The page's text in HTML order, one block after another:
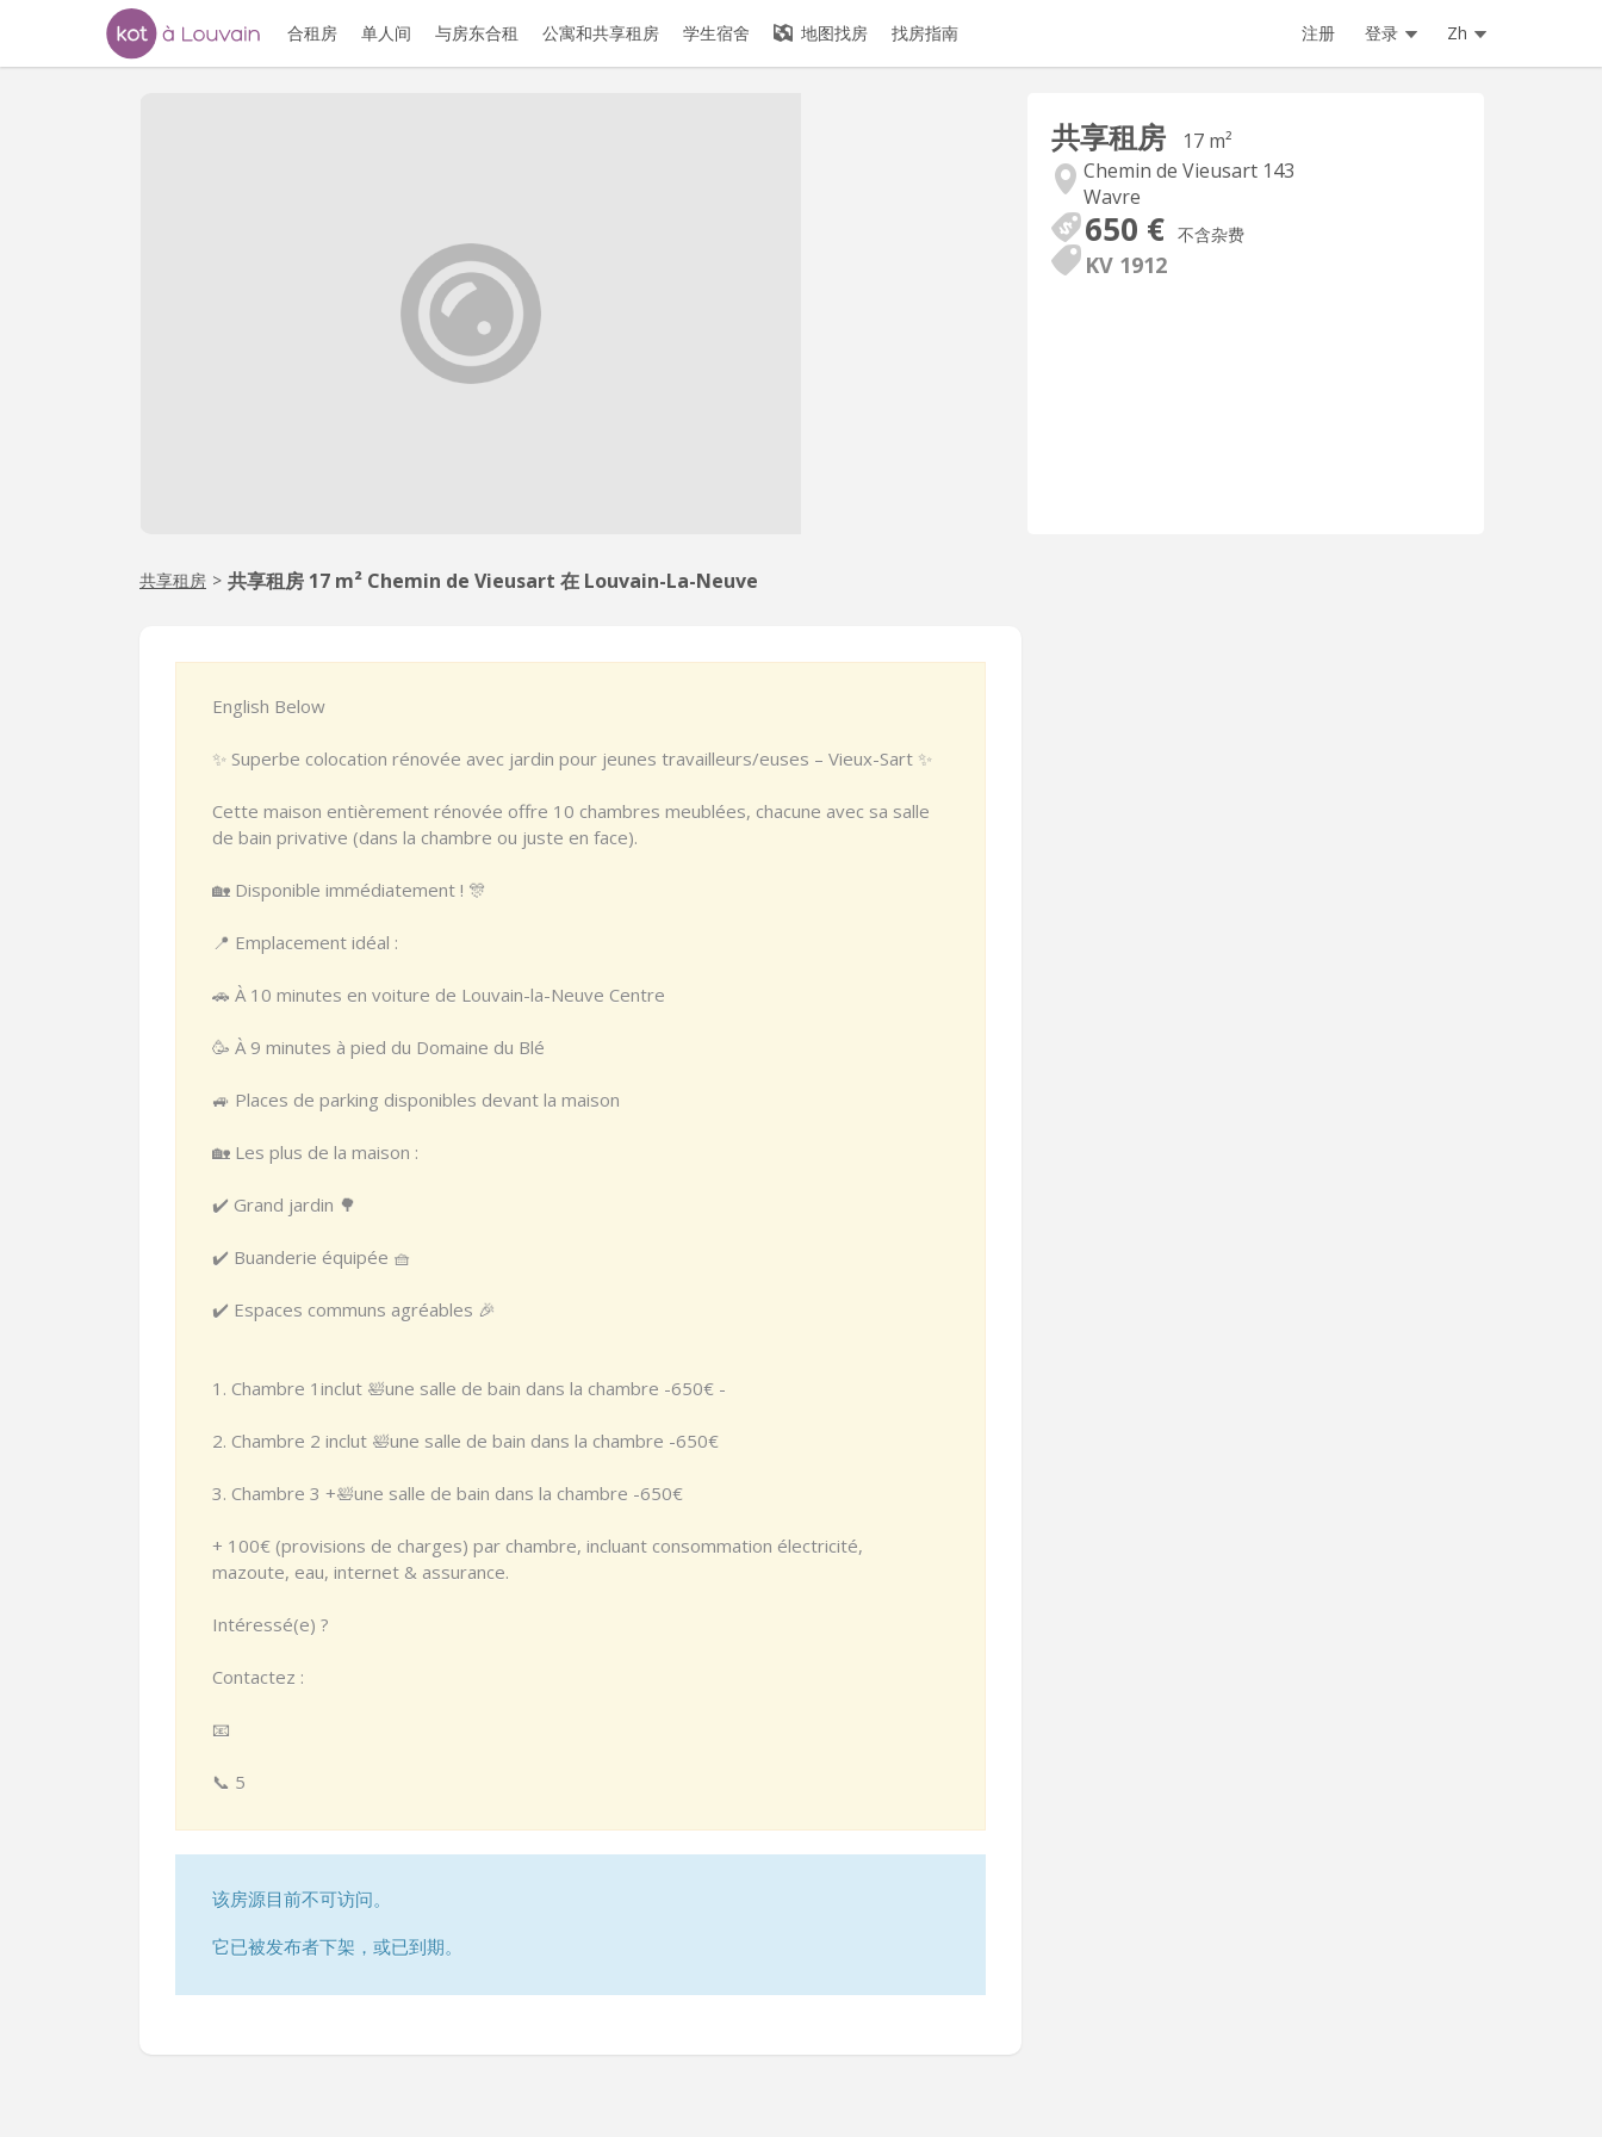
合租房 单人间 与房东合租 公寓和共享租房 学生宿舍 地图找房 找房指南 注册 登录 Zh
共享租房
17 m²
Chemin de Vieusart 143
Wavre
650 € 不含杂费
KV 1912
共享租房 > 共享租房 17 m² Chemin de Vieusart 在 Louvain-La-Neuve
English Below
✨ Superbe colocation rénovée avec jardin pour jeunes travailleurs/euses – Vieux-Sart ✨
Cette maison entièrement rénovée offre 10 chambres meublées, chacune avec sa salle
de bain privative (dans la chambre ou juste en face).
🏡 Disponible immédiatement ! 🎊
📍 Emplacement idéal :
🚗 À 10 minutes en voiture de Louvain-la-Neuve Centre
🥳 À 9 minutes à pied du Domaine du Blé
🚙 Places de parking disponibles devant la maison
🏡 Les plus de la maison :
✔️ Grand jardin 🌳
✔️ Buanderie équipée 🧺
✔️ Espaces communs agréables 🎉
1. Chambre 1inclut 🛀une salle de bain dans la chambre -650€ -
2. Chambre 2 inclut 🛀une salle de bain dans la chambre -650€
3. Chambre 3 +🛀une salle de bain dans la chambre -650€
+ 100€ (provisions de charges) par chambre, incluant consommation électricité,
mazoute, eau, internet & assurance.
Intéressé(e) ?
Contactez :
📧
📞 5
该房源目前不可访问。
它已被发布者下架，或已到期。